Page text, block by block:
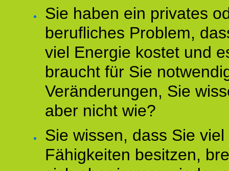
Sie haben ein privates
berufliches Problem,
viel Energie kostet und
braucht für Sie
Veränderungen, Sie
aber nicht wie?
Sie wissen, dass Sie
Fähigkeiten besitzen,